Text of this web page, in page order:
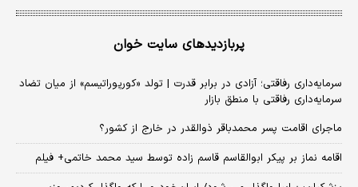
پربازدیدهای سایت خوان
سرمایه‌داری رفاقتی؛ آزادی در برابر قدرت | تولد «کورپوراتیسم» از میان تضاد
سرمایه‌داری رفاقتی با منطق بازار
ماجرای اقامت پسر محمدباقر ذوالقدر در خارج از کشور؟
اقامه نماز بر پیکر ابوالقاسم قاسم زاده توسط سید محمد خاتمی+ فیلم